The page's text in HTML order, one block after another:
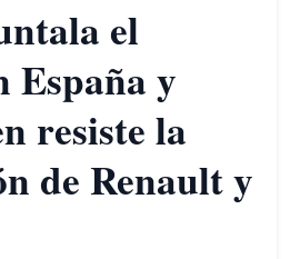
el
España y
resiste la
de Renault y